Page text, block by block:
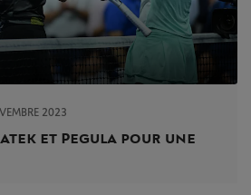
2023
et Pegula pour une